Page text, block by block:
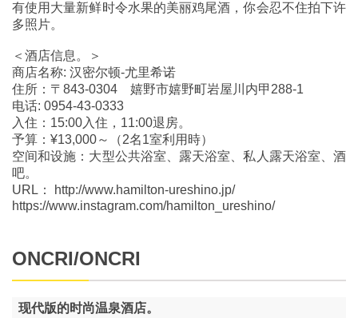
有使用大量新鲜时令水果的美丽鸡尾酒，你会忍不住拍下许
多照片。
＜酒店信息。＞
商店名称: 汉密尔顿-尤里希诺
住所：〒843-0304 嬉野市嬉野町岩屋川内甲288-1
电话: 0954-43-0333
入住：15:00入住，11:00退房。
予算：¥13,000～（2名1室利用時）
空间和设施：大型公共浴室、露天浴室、私人露天浴室、酒
吧。
URL： http://www.hamilton-ureshino.jp/
https://www.instagram.com/hamilton_ureshino/
ONCRI/ONCRI
现代版的时尚温泉酒店。